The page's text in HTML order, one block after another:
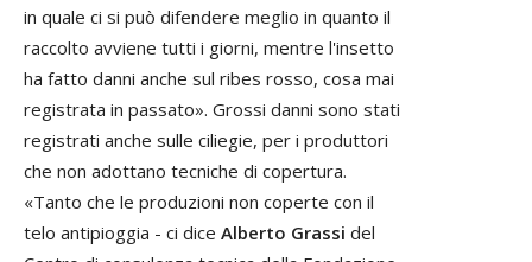
in quale ci si può difendere meglio in quanto il
raccolto avviene tutti i giorni, mentre l'insetto
ha fatto danni anche sul ribes rosso, cosa mai
registrata in passato». Grossi danni sono stati
registrati anche sulle ciliegie, per i produttori
che non adottano tecniche di copertura.
«Tanto che le produzioni non coperte con il
telo antipioggia - ci dice Alberto Grassi del